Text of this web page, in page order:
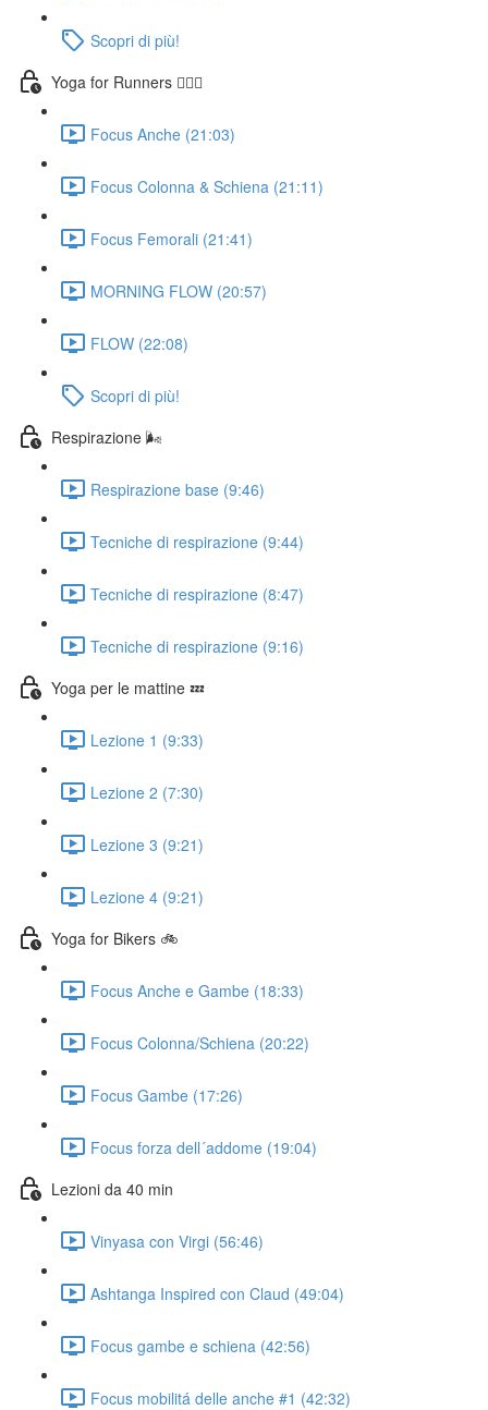
Scopri di più!
Yoga for Runners 🏃🏼‍♀️
Focus Anche (21:03)
Focus Colonna & Schiena (21:11)
Focus Femorali (21:41)
MORNING FLOW (20:57)
FLOW (22:08)
Scopri di più!
Respirazione 🌬️
Respirazione base (9:46)
Tecniche di respirazione (9:44)
Tecniche di respirazione (8:47)
Tecniche di respirazione (9:16)
Yoga per le mattine 💤
Lezione 1 (9:33)
Lezione 2 (7:30)
Lezione 3 (9:21)
Lezione 4 (9:21)
Yoga for Bikers 🚲
Focus Anche e Gambe (18:33)
Focus Colonna/Schiena (20:22)
Focus Gambe (17:26)
Focus forza dell´addome (19:04)
Lezioni da 40 min
Vinyasa con Virgi (56:46)
Ashtanga Inspired con Claud (49:04)
Focus gambe e schiena (42:56)
Focus mobilitá delle anche #1 (42:32)